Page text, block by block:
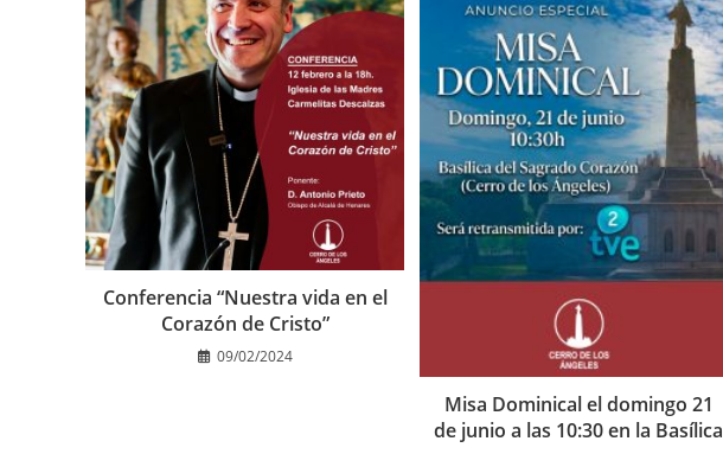
Conferencia “Nuestra vida en el
Corazón de Cristo”
09/02/2024
Misa Dominical el domingo 21
de junio a las 10:30 en la Basílica